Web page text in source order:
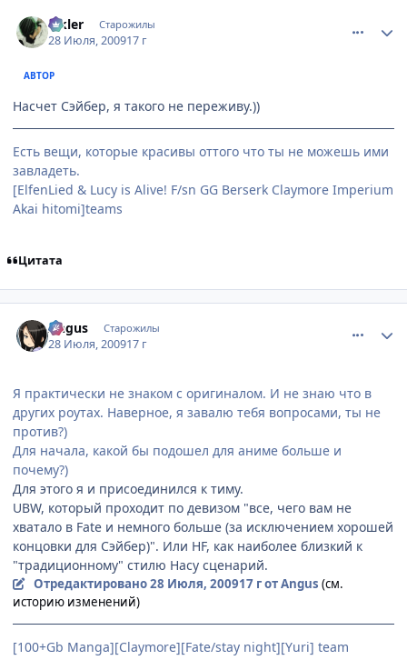
Elkler Старожилы
28 Июля, 200917 г
АВТОР
Насчет Сэйбер, я такого не переживу.))
Есть вещи, которые красивы оттого что ты не можешь ими
завладеть.
[ElfenLied & Lucy is Alive! F/sn GG Berserk Claymore Imperium
Akai hitomi]teams
Цитата
Angus Старожилы
28 Июля, 200917 г
Я практически не знаком с оригиналом. И не знаю что в
других роутах. Наверное, я завалю тебя вопросами, ты не
против?)
Для начала, какой бы подошел для аниме больше и
почему?)
Для этого я и присоединился к тиму.
UBW, который проходит по девизом "все, чего вам не
хватало в Fate и немного больше (за исключением хорошей
концовки для Сэйбер)". Или HF, как наиболее близкий к
"традиционному" стилю Насу сценарий.
Отредактировано28 Июля, 200917 гот Angus (см.
историю изменений)
[100+Gb Manga][Claymore][Fate/stay night][Yuri] team